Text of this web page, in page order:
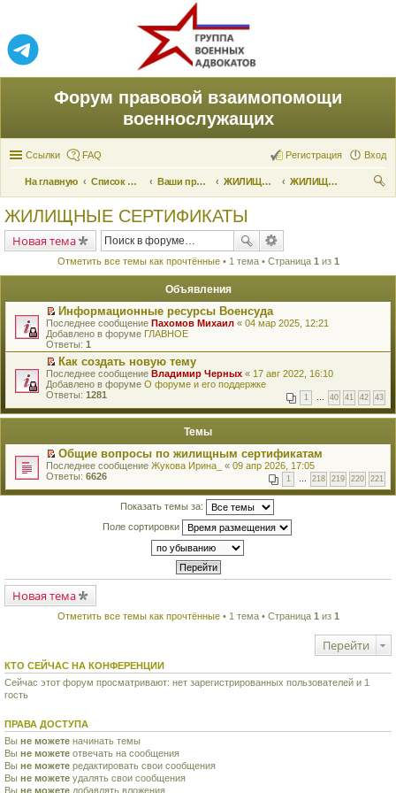
Форум правовой взаимопомощи
военнослужащих
Ссылки FAQ Вход
Регистрация
На главную Список форумов Ваши права и их реализация ЖИЛИЩНЫЕ ВОПРОСЫ
ЖИЛИЩНЫЕ СЕРТИФИКАТЫ
ЖИЛИЩНЫЕ СЕРТИФИКАТЫ
Новая тема
Отметить все темы как прочтённые• 1 тема • Страница 1 из 1
Объявления
П
е
р
е
й
т
и
к
е
о
м
у
н
е
н
о
м
у
б
щ
е
Информационные ресурсы Военсуда
Последнее сообщение Пахомов Михаил « 04 мар 2025, 12:21
Добавлено в форуме ГЛАВНОЕ
Ответы: 1
П
е
р
й
к
п
е
р
в
о
ч
и
т
а
у
с
о
щ
е
н
и
ю
Как создать новую тему
Последнее сообщение Владимир Черных « 17 авг 2022, 16:10
Добавлено в форуме О форуме и его поддержке
Ответы: 1281 1 … 40 41 42 43
Темы
П
е
е
в
м
у
н
о
ч
и
н
о
м
у
с
о
Общие вопросы по жилищным сертификатам
Последнее сообщение Жукова Ирина_ « 09 апр 2026, 17:05
Ответы: 6626 1 … 218 219 220 221
Показать темы за:
Поле сортировки
Новая тема
Отметить все темы как прочтённые• 1 тема • Страница 1 из 1
Перейти
КТО СЕЙЧАС НА КОНФЕРЕНЦИИ
Сейчас этот форум просматривают: нет зарегистрированных пользователей и 1
гость
ПРАВА ДОСТУПА
Вы не можете начинать темы
Вы не можете отвечать на сообщения
Вы не можете редактировать свои сообщения
Вы не можете удалять свои сообщения
Вы не можете добавлять вложения